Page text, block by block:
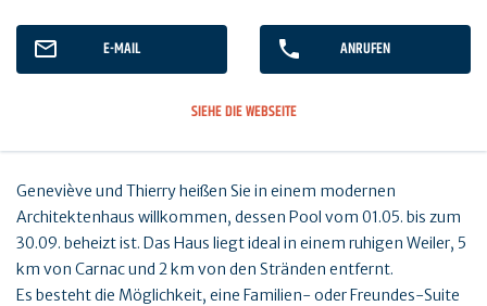
E-MAIL ANRUFEN
SIEHE DIE WEBSEITE
Geneviève und Thierry heißen Sie in einem modernen
Architektenhaus willkommen, dessen Pool vom 01.05. bis zum
30.09. beheizt ist. Das Haus liegt ideal in einem ruhigen Weiler, 5
km von Carnac und 2 km von den Stränden entfernt.
Es besteht die Möglichkeit, eine Familien- oder Freundes-Suite